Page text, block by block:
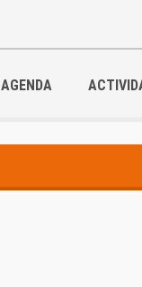
AGENDA